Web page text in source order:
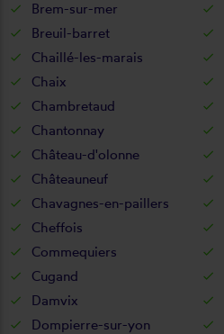
Brem-sur-mer
Breuil-barret
Chaillé-les-marais
Chaix
Chambretaud
Chantonnay
Château-d'olonne
Châteauneuf
Chavagnes-en-paillers
Cheffois
Commequiers
Cugand
Damvix
Dompierre-sur-yon